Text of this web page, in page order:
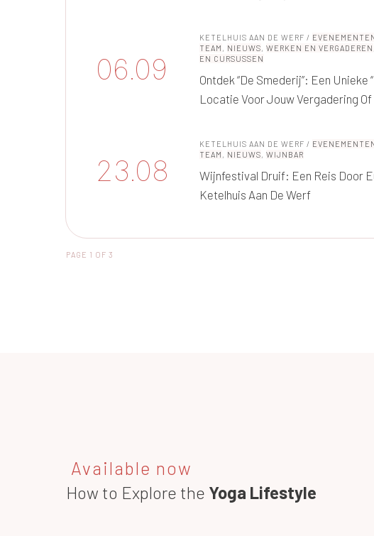
06.09
KETELHUIS AAN DE WERF /
TEAM , NIEUWS,WERKEN EN VERGADEREN
EN CURSUSSEN
Ontdek “De Smederij”: Een Unieke
Locatie Voor Jouw Vergadering
23.08
KETELHUIS AAN DE WERF /
TEAM , NIEUWS,WIJNBAR
Wijnfestival Druif: Een Reis Door
Ketelhuis Aan De Werf
PAGE 1 OF 3
Available now
How to Explore the Yoga Lifestyle